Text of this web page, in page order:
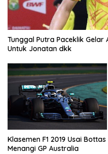
Tunggal Putra Paceklik Gelar
Untuk Jonatan dkk
Klasemen F1 2019 Usai Bottas
Menangi GP Australia